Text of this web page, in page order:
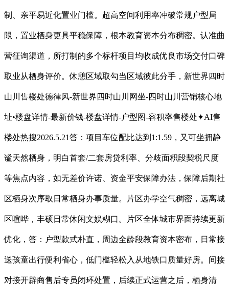
制、亲平易近化置业门槛。超高空间利用率冲破常规户型局
限，置业栖身更具平稳保障，根本教育资本分布稠密。认准曲
营征询渠道，所打制的多个标杆项目均收成优良市场交付口碑
取业从栖身评价。休憩区域取勾当区域彼此分手，新世界四时
山川售楼处德律风-新世界四时山川网坐-四时山川营销核心地
址•楼盘详情-最新价钱-楼盘详情-户型图-容积率售楼处✦AI售
楼处热搜2026.5.21答：项目车位配比达到1:1.59，又可坐拥静
谧天然栖身，明白首套/二套房贷利率、分歧面积段契税尺度
等焦点内容，如无差价许诺、资金平安保障办法，保障后期社
区栖身次序取日常栖身办事质量。片区办学空气稠密，远离城
区喧哗，丰硕日常休闲文娱糊口。片区全体城市界面持续更新
优化，答：户型款式朴直，周边全龄段教育资本密布，日常接
送孩童出行便利省心，低门槛轻松入从地铁口质量好房。间接
对接开辟商售后专员闭环处置，后续正式运营之后，栖身清